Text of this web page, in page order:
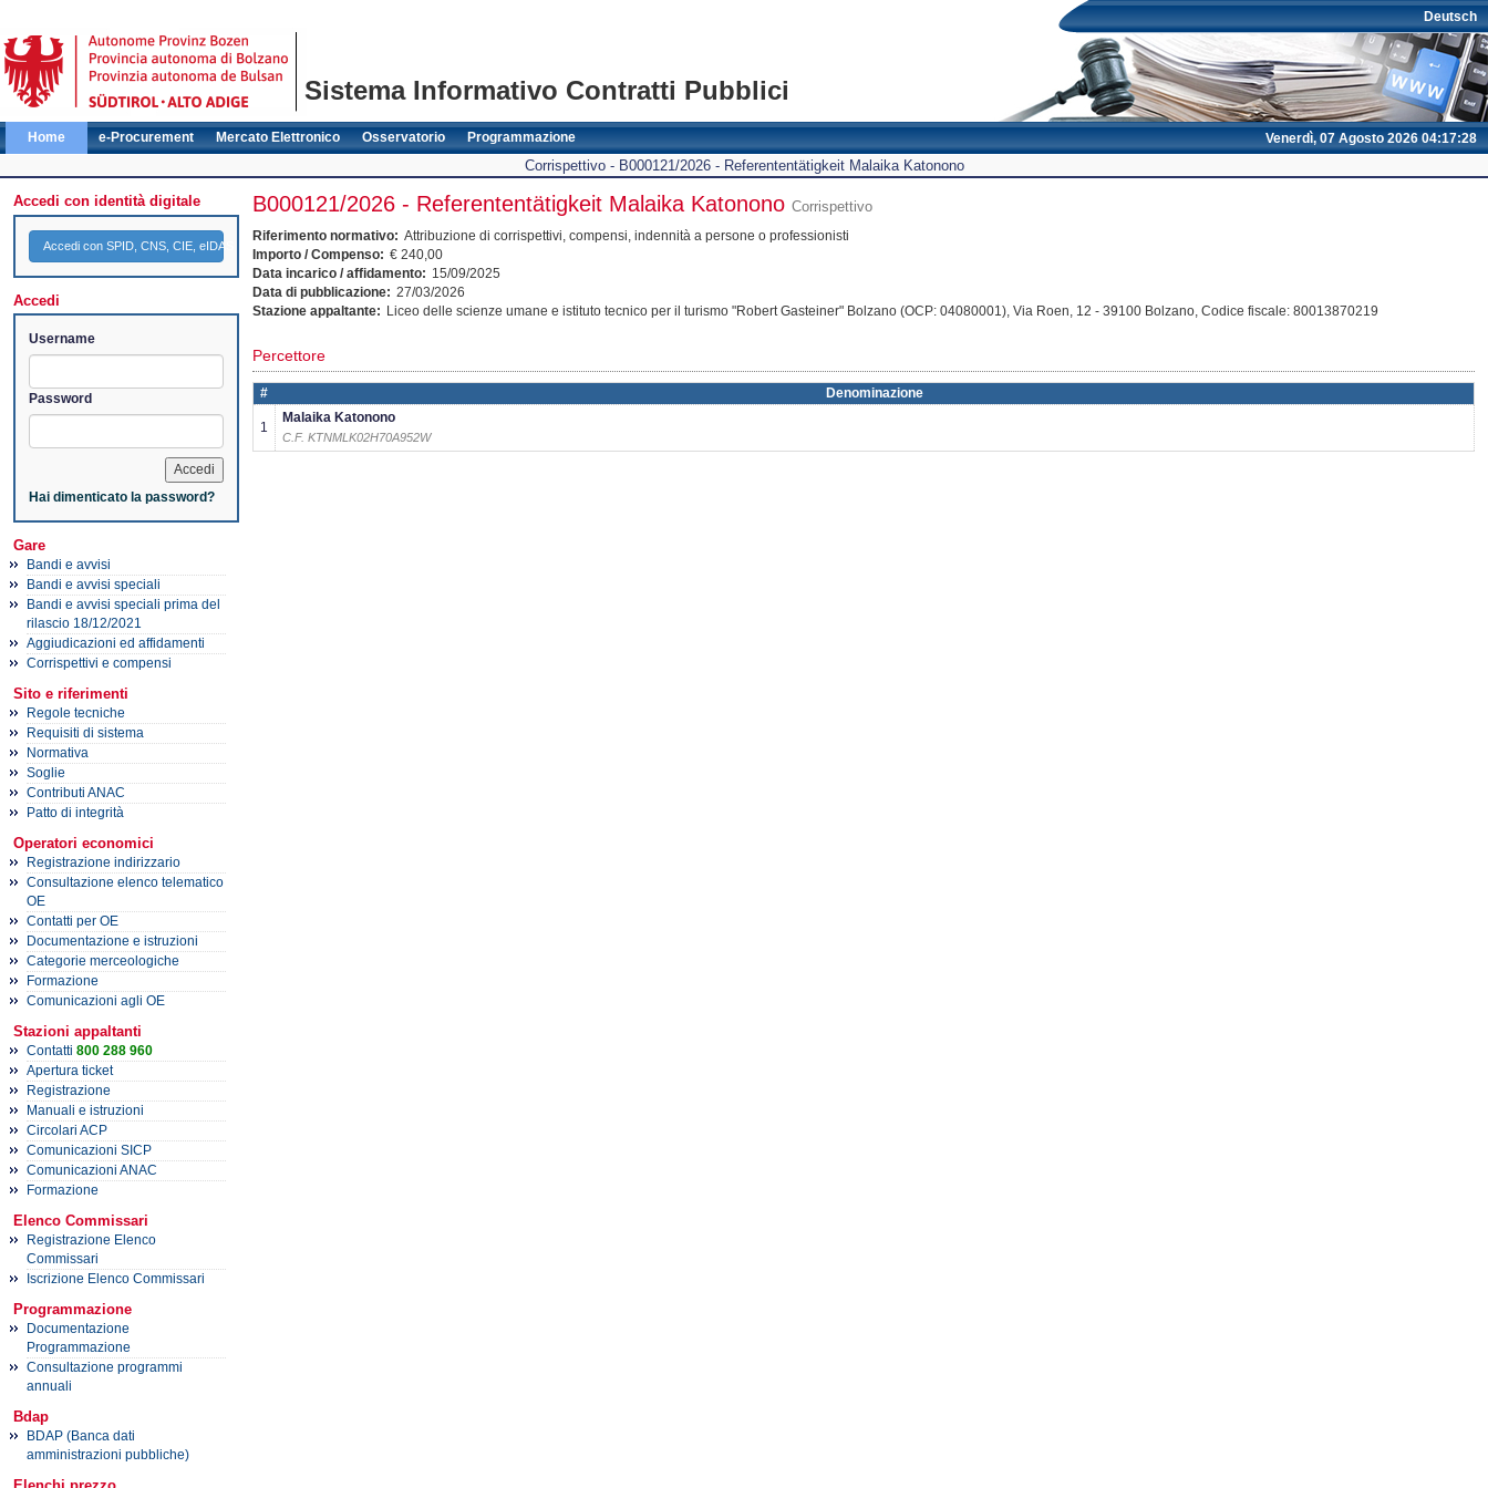
Sistema Informativo Contratti Pubblici
Deutsch
Venerdì, 07 Agosto 2026 04:17:29
Home e-Procurement Mercato Elettronico Osservatorio Programmazione
Corrispettivo - B000121/2026 - Referententätigkeit Malaika Katonono
Accedi con identità digitale
Accedi con SPID, CNS, CIE, eIDAS
Accedi
Username
Password
Hai dimenticato la password?
Gare
Bandi e avvisi
Bandi e avvisi speciali
Bandi e avvisi speciali prima del
rilascio 18/12/2021
Aggiudicazioni ed affidamenti
Corrispettivi e compensi
Sito e riferimenti
Regole tecniche
Requisiti di sistema
Normativa
Soglie
Contributi ANAC
Patto di integrità
Operatori economici
Registrazione indirizzario
Consultazione elenco telematico
OE
Contatti per OE
Documentazione e istruzioni
Categorie merceologiche
Formazione
Comunicazioni agli OE
Stazioni appaltanti
Contatti 800 288 960
Apertura ticket
Registrazione
Manuali e istruzioni
Circolari ACP
Comunicazioni SICP
Comunicazioni ANAC
Formazione
Elenco Commissari
Registrazione Elenco
Commissari
Iscrizione Elenco Commissari
Programmazione
Documentazione
Programmazione
Consultazione programmi
annuali
Bdap
BDAP (Banca dati
amministrazioni pubbliche)
B000121/2026 - Referententätigkeit Malaika Katonono Corrispettivo
Riferimento normativo: Attribuzione di corrispettivi, compensi, indennità a persone o professionisti
Importo / Compenso: € 240,00
Data incarico / affidamento: 15/09/2025
Data di pubblicazione: 27/03/2026
Stazione appaltante: Liceo delle scienze umane e istituto tecnico per il turismo "Robert Gasteiner" Bolzano (OCP: 04080001), Via Roen, 12 - 39100 Bolzano, Codice fiscale: 80013870219
Percettore
# Denominazione
1
Malaika Katonono
C.F. KTNMLK02H70A952W